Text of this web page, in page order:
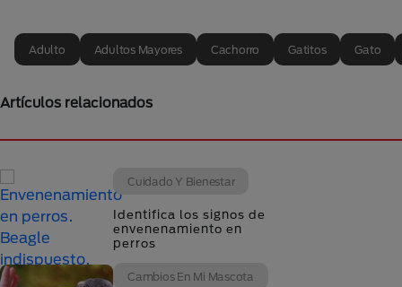
Adulto Adultos Mayores Cachorro Gatitos Gato
Artículos relacionados
Cuidado Y Bienestar
Identifica los signos de
envenenamiento en
perros
Cambios En Mi Mascota